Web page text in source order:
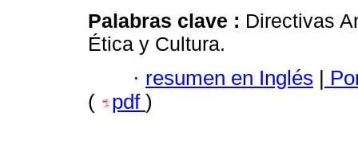
Palabras clave : Directivas
Ética y Cultura.
· resumen en Inglés |
(
pdf )